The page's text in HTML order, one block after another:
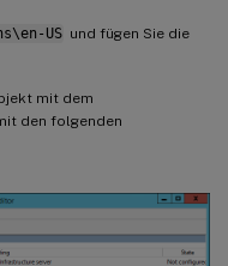
US und fügen Sie die
mit dem
den folgenden